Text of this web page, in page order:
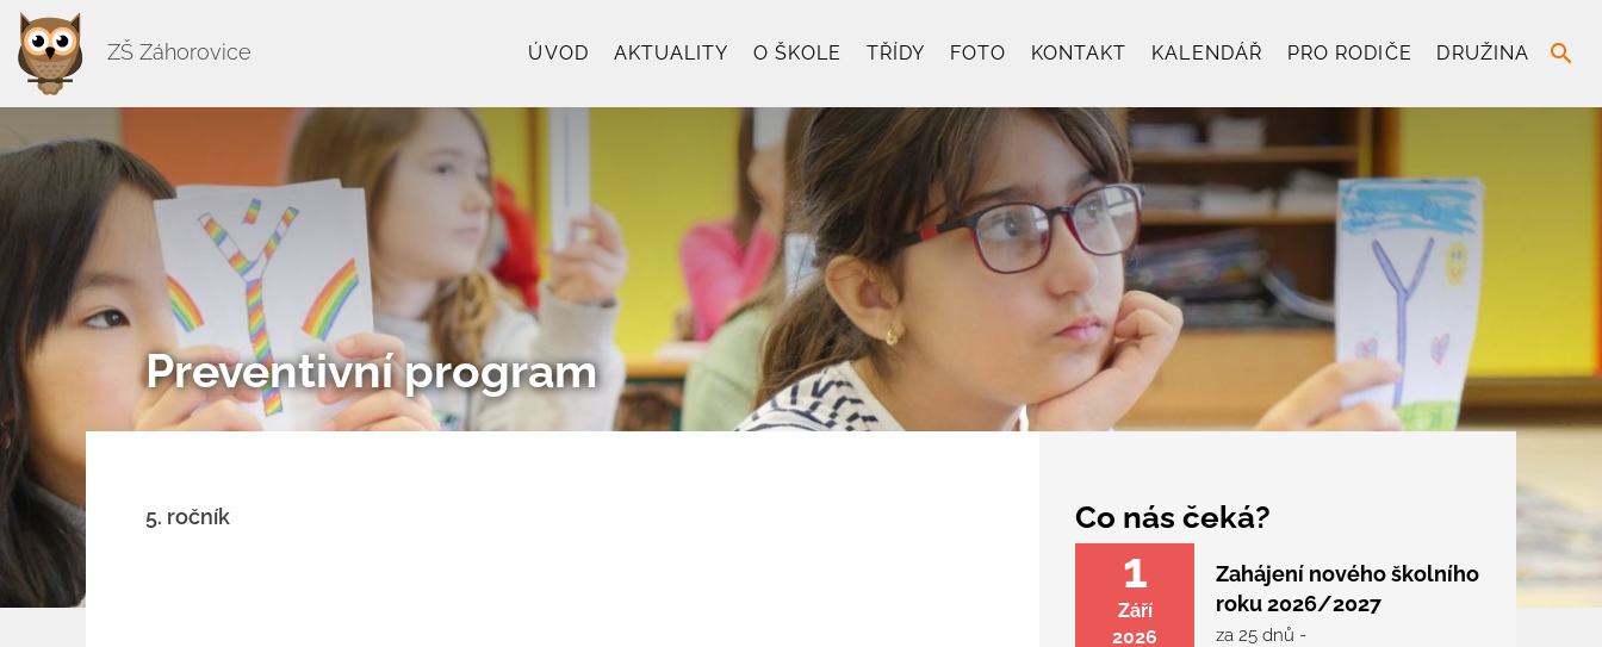
ZŠ Záhorovice ÚVOD AKTUALITY O ŠKOLE TŘÍDY FOTO KONTAKT KALENDÁŘ PRO RODIČE DRUŽINA search
Preventivní program
5. ročník Co nás čeká?
1
Září
2026
Zahájení nového školního
roku 2026/2027
za 25 dnů -